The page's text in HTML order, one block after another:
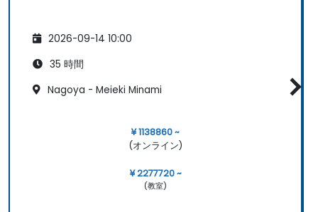
2026-09-14 10:00
35 時間
Nagoya - Meieki Minami
¥ 1138860 ~
(オンライン)
¥ 2277720 ~
(教室)